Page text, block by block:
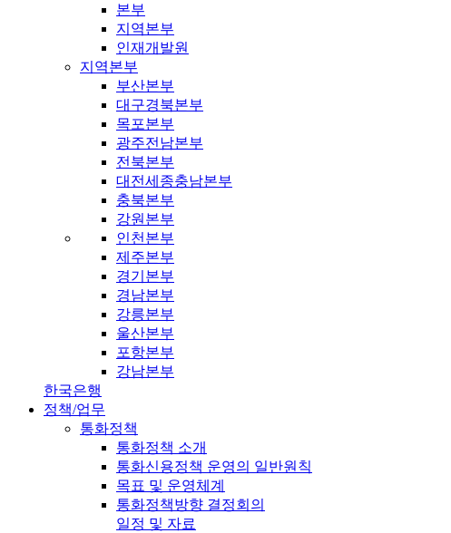
본부
지역본부
인재개발원
지역본부
부산본부
대구경북본부
목포본부
광주전남본부
전북본부
대전세종충남본부
충북본부
강원본부
인천본부
제주본부
경기본부
경남본부
강릉본부
울산본부
포항본부
강남본부
한국은행
정책/업무
통화정책
통화정책 소개
통화신용정책 운영의 일반원칙
목표 및 운영체계
통화정책방향 결정회의
일정 및 자료